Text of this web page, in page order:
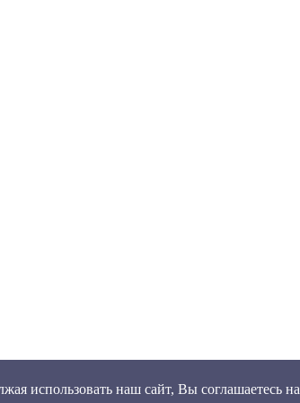
использовать наш сайт, Вы соглашаетесь на